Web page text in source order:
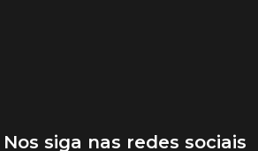
Nos siga nas redes sociais